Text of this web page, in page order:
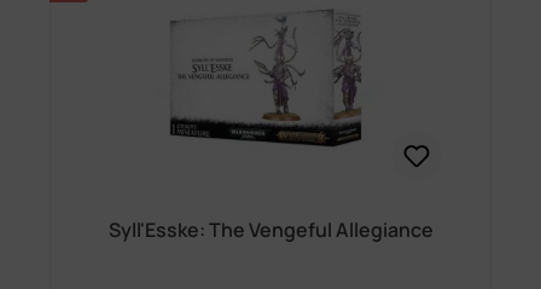
Syll'Esske: The Vengeful Allegiance